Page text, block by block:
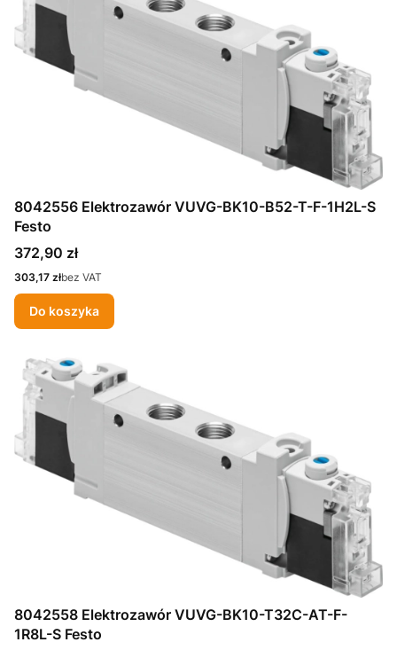
8042556 Elektrozawór VUVG-BK10-B52-T-F-1H2L-S
Festo
Cena
372,90 zł
Cena
303,17 złbez VAT
Do koszyka
8042558 Elektrozawór VUVG-BK10-T32C-AT-F-
1R8L-S Festo